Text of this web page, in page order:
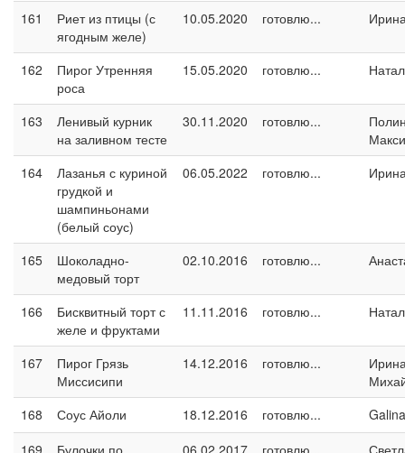
161
Риет из птицы (с
ягодным желе)
10.05.2020 готовлю...
162
Пирог Утренняя
роса
15.05.2020 готовлю...
163
Ленивый курник
на заливном тесте
30.11.2020 готовлю...
164
Лазанья с куриной
грудкой и
шампиньонами
(белый соус)
06.05.2022 готовлю...
165
Шоколадно-
медовый торт
02.10.2016 готовлю...
166
Бисквитный торт с
желе и фруктами
11.11.2016 готовлю...
167
Пирог Грязь
Миссисипи
14.12.2016 готовлю...
168
Соус Айоли 18.12.2016 готовлю...